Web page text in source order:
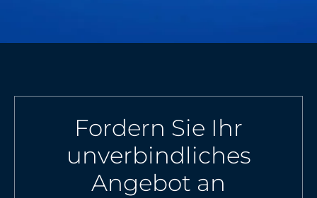
Fordern Sie Ihr
unverbindliches
Angebot an